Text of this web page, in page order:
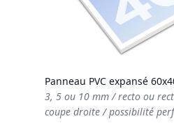
Panneau PVC expansé
3, 5 ou 10 mm / recto ou
coupe droite / possibilité